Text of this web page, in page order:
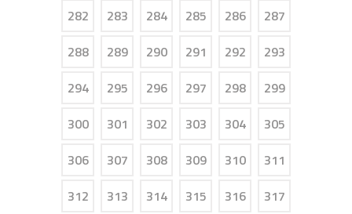
282
283 284 285 286
287
288
289 290 291 292
293
294
295 296 297 298
299
300
301 302 303 304
305
306
307 308 309 310
311
312
313 314 315 316
317